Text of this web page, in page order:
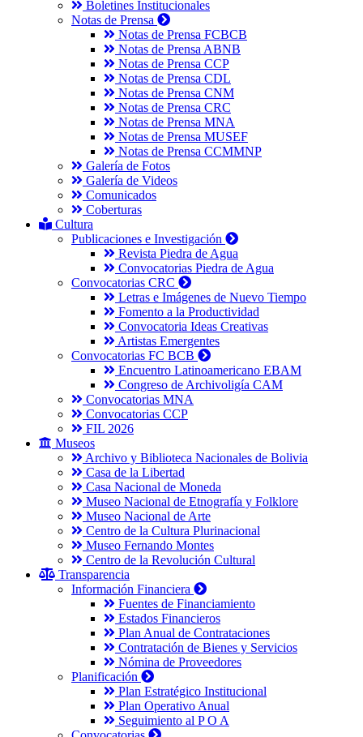
Boletines Institucionales
Notas de Prensa
Notas de Prensa FCBCB
Notas de Prensa ABNB
Notas de Prensa CCP
Notas de Prensa CDL
Notas de Prensa CNM
Notas de Prensa CRC
Notas de Prensa MNA
Notas de Prensa MUSEF
Notas de Prensa CCMMNP
Galería de Fotos
Galería de Videos
Comunicados
Coberturas
Cultura
Publicaciones e Investigación
Revista Piedra de Agua
Convocatorias Piedra de Agua
Convocatorias CRC
Letras e Imágenes de Nuevo Tiempo
Fomento a la Productividad
Convocatoria Ideas Creativas
Artistas Emergentes
Convocatorias FC BCB
Encuentro Latinoamericano EBAM
Congreso de Archivoligía CAM
Convocatorias MNA
Convocatorias CCP
FIL 2026
Museos
Archivo y Biblioteca Nacionales de Bolivia
Casa de la Libertad
Casa Nacional de Moneda
Museo Nacional de Etnografía y Folklore
Museo Nacional de Arte
Centro de la Cultura Plurinacional
Museo Fernando Montes
Centro de la Revolución Cultural
Transparencia
Información Financiera
Fuentes de Financiamiento
Estados Financieros
Plan Anual de Contrataciones
Contratación de Bienes y Servicios
Nómina de Proveedores
Planificación
Plan Estratégico Institucional
Plan Operativo Anual
Seguimiento al P O A